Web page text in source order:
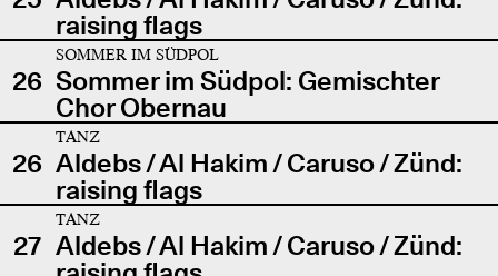
raising flags
26
SOMMER IM SÜDPOL
Sommer im Südpol: Gemischter
Chor Obernau
26
TANZ
Aldebs / Al Hakim / Caruso / Zünd:
raising flags
27
TANZ
Aldebs / Al Hakim / Caruso / Zünd: